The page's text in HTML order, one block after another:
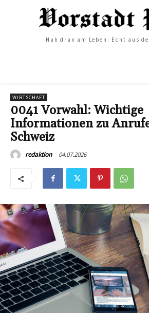
Nah dran am Leben. Echt aus
WIRTSCHAFT
0041 Vorwahl: Wichtige
Informationen zu
Schweiz
redaktion 04.07.2026